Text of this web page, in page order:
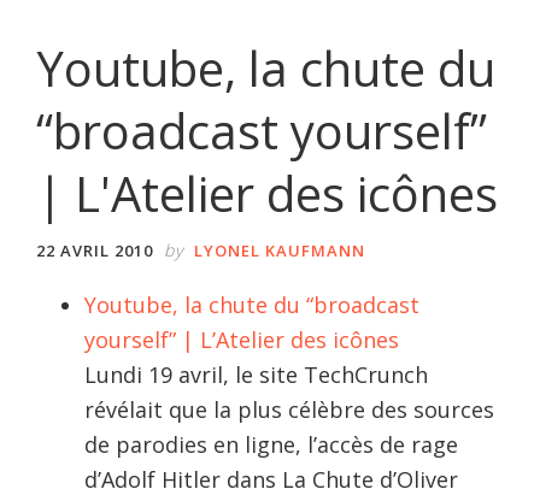
Youtube, la chute du
“broadcast yourself”
| L'Atelier des icônes
22 AVRIL 2010 by LYONEL KAUFMANN
Youtube, la chute du “broadcast
yourself” | L’Atelier des icônes
Lundi 19 avril, le site TechCrunch
révélait que la plus célèbre des sources
de parodies en ligne, l’accès de rage
d’Adolf Hitler dans La Chute d’Oliver